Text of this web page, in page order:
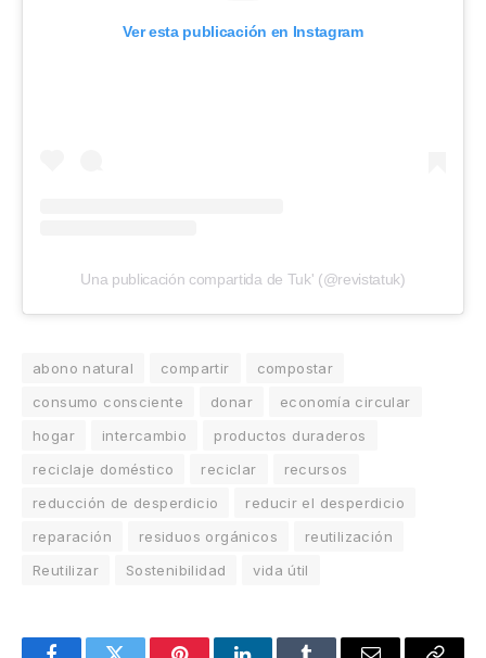
Ver esta publicación en Instagram
Una publicación compartida de Tuk' (@revistatuk)
abono natural compartir
compostar
consumo consciente
donar
economía circular
hogar
intercambio
productos duraderos
reciclaje doméstico
reciclar
recursos
reducción de desperdicio
reducir el desperdicio
reparación
residuos orgánicos
reutilización
Reutilizar
Sostenibilidad vida útil